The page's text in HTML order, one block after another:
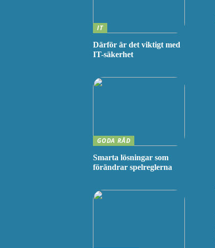
IT
Därför är det viktigt med
IT-säkerhet
GODA RÅD
Smarta lösningar som
förändrar spelreglerna